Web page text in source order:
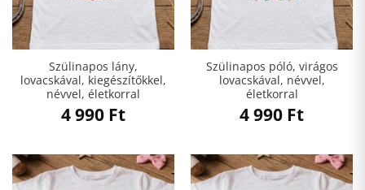
Szülinapos lány,
lovacskával, kiegészítőkkel,
névvel, életkorral
4 990 Ft
Szülinapos póló, virágos
lovacskával, névvel,
életkorral
4 990 Ft